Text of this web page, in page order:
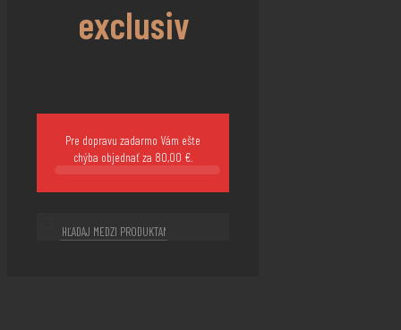
exclusiv
Pre dopravu zadarmo Vám ešte
chýba objednať za 80,00 €.